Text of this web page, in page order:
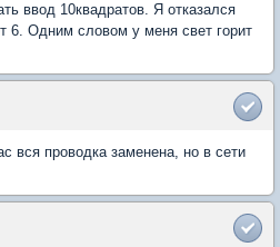
ввод 10квадратов. Я отказался
6. Одним словом у меня свет горит
вся проводка заменена, но в сети